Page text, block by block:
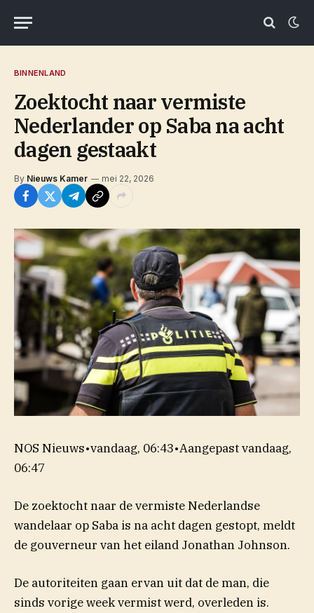
BINNENLAND
Zoektocht naar vermiste
Nederlander op Saba na acht
dagen gestaakt
By Nieuws Kamer mei 22, 2026
NOS Nieuws•vandaag, 06:43•Aangepastvandaag,
06:47
De zoektocht naar de vermiste Nederlandse
wandelaar op Saba is na acht dagen gestopt, meldt
de gouverneur van het eiland Jonathan Johnson.
De autoriteiten gaan ervan uit dat de man, die
sinds vorige week vermist werd, overleden is.